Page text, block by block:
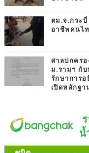
ตม.จ.กระบี่
อาชีพคนไ
ศาลปกครอ
ม.รามฯ กั
รักษาการ
เปิดหลักฐา